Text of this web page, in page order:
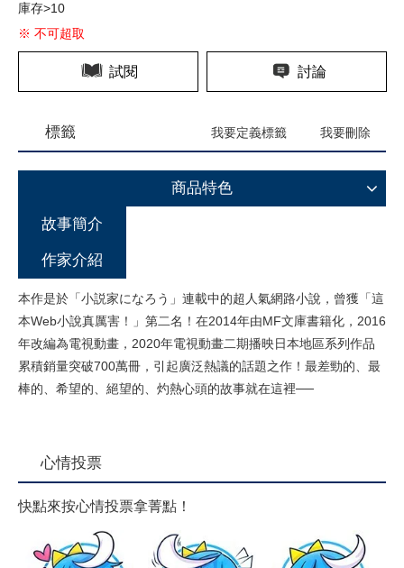
庫存>10
※ 不可超取
試閱 討論
標籤 我要定義標籤 我要刪除
商品特色
故事簡介
作家介紹
本作是於「小説家になろう」連載中的超人氣網路小說，曾獲「這
本Web小說真厲害！」第二名！在2014年由MF文庫書籍化，2016
年改編為電視動畫，2020年電視動畫二期播映日本地區系列作品
累積銷量突破700萬冊，引起廣泛熱議的話題之作！最差勁的、最
棒的、希望的、絕望的、灼熱心頭的故事就在這裡──
心情投票
快點來按心情投票拿菁點！